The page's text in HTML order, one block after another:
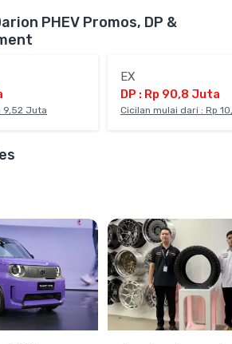
PHEV Promos, DP &
9,52 Juta
EX
DP : Rp 90,8 Juta
Cicilan mulai dari : Rp